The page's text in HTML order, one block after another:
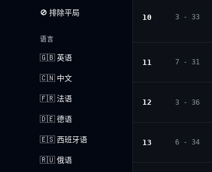
🚫 排除平局
语言
🇬🇧 英语
🇨🇳 中文
🇫🇷 法语
🇩🇪 德语
🇪🇸 西班牙语
🇷🇺 俄语
10 3 - 33
11 7 - 31
12 3 - 36
13 6 - 34